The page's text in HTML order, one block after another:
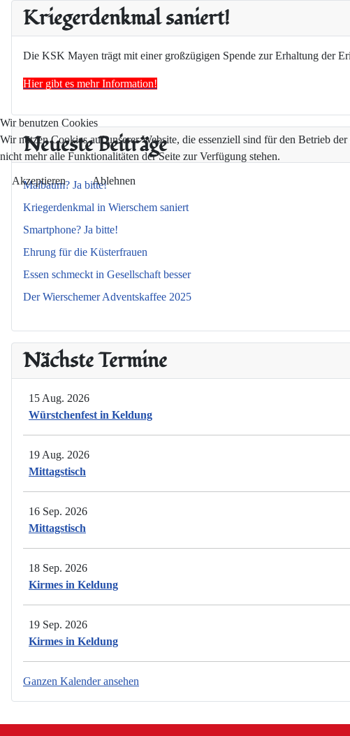
Kriegerdenkmal saniert!
Die KSK Mayen trägt mit einer großzügigen Spende zur Erhaltung der
Hier gibt es mehr Information!
Neueste Beiträge
Maibaum? Ja bitte!
Kriegerdenkmal in Wierschem saniert
Smartphone? Ja bitte!
Ehrung für die Küsterfrauen
Essen schmeckt in Gesellschaft besser
Der Wierschemer Adventskaffee 2025
Nächste Termine
15 Aug. 2026
Würstchenfest in Keldung
19 Aug. 2026
Mittagstisch
16 Sep. 2026
Mittagstisch
18 Sep. 2026
Kirmes in Keldung
19 Sep. 2026
Kirmes in Keldung
Ganzen Kalender ansehen
Wir benutzen Cookies
Wir nutzen Cookies auf unserer Website, die essenziell sind für den Betrieb
nicht mehr alle Funktionalitäten der Seite zur Verfügung stehen.
Akzeptieren Ablehnen